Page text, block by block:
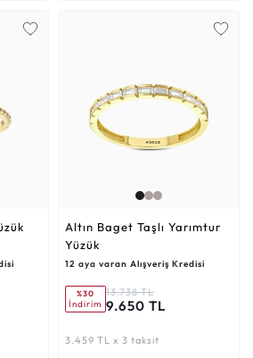
Altın Baget Taşlı Yarımtur
Yüzük
12 aya varan Alışveriş Kredisi
%30
İndirim
13.738 TL
9.650 TL
3.459 TL x 3 taksit